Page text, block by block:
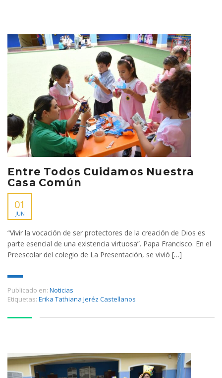
Entre Todos Cuidamos Nuestra
Casa Común
01
JUN
“Vivir la vocación de ser protectores de la creación de Dios es
parte esencial de una existencia virtuosa”. Papa Francisco. En el
Preescolar del colegio de La Presentación, se vivió […]
Publicado en: Noticias
Etiquetas: Erika Tathiana Jeréz Castellanos